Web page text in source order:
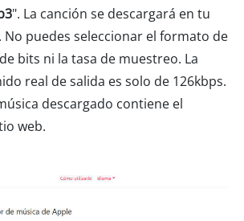
". La canción se descargará en tu
puedes seleccionar el formato de
bits ni la tasa de muestreo. La
real de salida es solo de 126kbps.
descargado contiene el
web.